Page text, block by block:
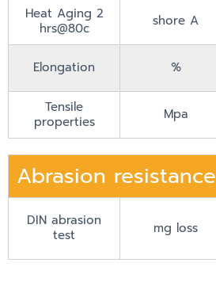
Heat Aging 2
hrs@80c
shore A
Elongation %
Tensile
properties
Mpa
Abrasion resistance
DIN abrasion
test
mg loss